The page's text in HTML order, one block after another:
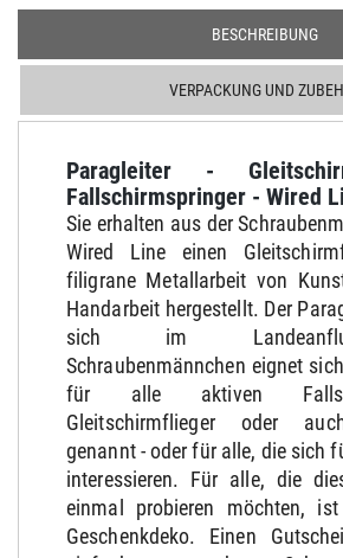
BESCHREIBUNG
VERPACKUNG UND
Paragleiter -
Fallschirmspringer - Wired
Sie erhalten aus der
Wired Line einen
filigrane Metallarbeit von
Handarbeit hergestellt. Der
sich im
Schraubenmännchen eignet
für alle aktiven
Gleitschirmflieger oder
genannt - oder für alle, die sich
interessieren. Für alle, die
einmal probieren möchten,
Geschenkdeko. Einen